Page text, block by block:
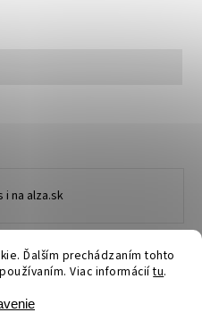
Ďalším prechádzaním tohto
Viac informáciítu.
i na alza.sk